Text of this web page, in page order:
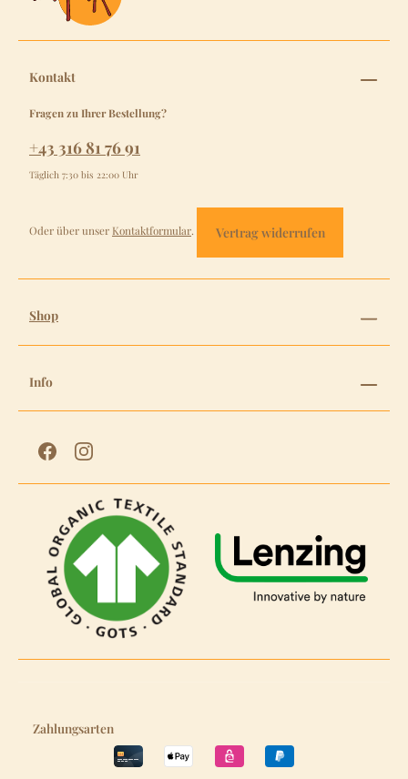
Kontakt
Fragen zu Ihrer Bestellung?
+43 316 81 76 91
Täglich 7:30 bis 22:00 Uhr
Oder über unser Kontaktformular. Vertrag widerrufen
Shop
Info
Zahlungsarten